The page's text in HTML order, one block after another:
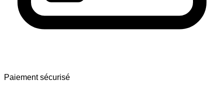
Paiement sécurisé